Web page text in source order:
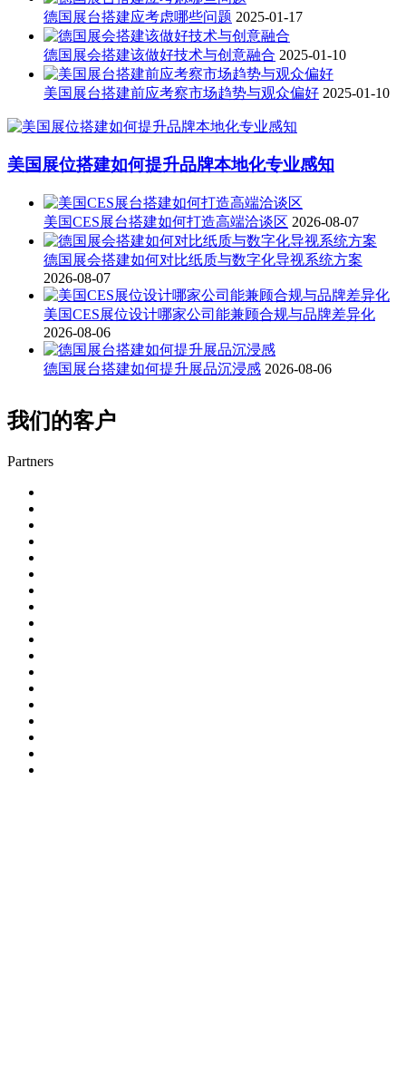
德国展台搭建应考虑哪些问题 2025-01-17
德国展会搭建该做好技术与创意融合 2025-01-10
美国展台搭建前应考察市场趋势与观众偏好 2025-01-10
美国展位搭建如何提升品牌本地化专业感知
美国CES展台搭建如何打造高端洽谈区 2026-08-07
德国展会搭建如何对比纸质与数字化导视系统方案
2026-08-07
美国CES展位设计哪家公司能兼顾合规与品牌差异化
2026-08-06
德国展台搭建如何提升展品沉浸感 2026-08-06
我们的客户
Partners